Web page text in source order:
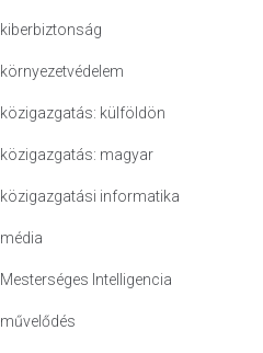
kiberbiztonság
környezetvédelem
közigazgatás: külföldön
közigazgatás: magyar
közigazgatási informatika
média
Mesterséges Intelligencia
művelődés